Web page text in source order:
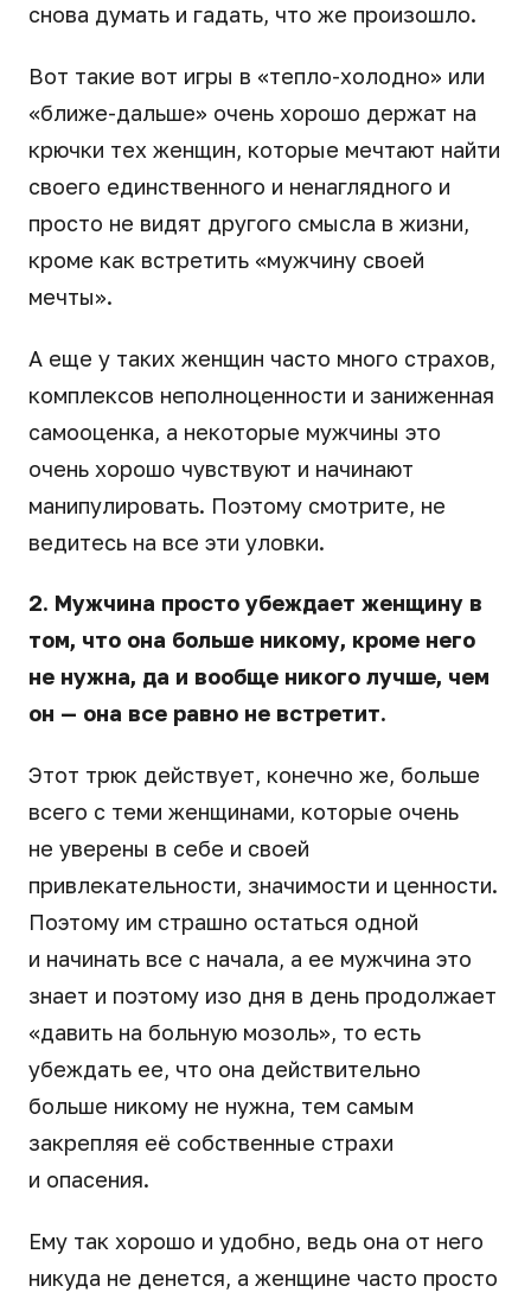
снова думать и гадать, что же произошло.
Вот такие вот игры в «тепло-холодно» или
«ближе-дальше» очень хорошо держат на
крючки тех женщин, которые мечтают найти
своего единственного и ненаглядного и
просто не видят другого смысла в жизни,
кроме как встретить «мужчину своей
мечты».
А еще у таких женщин часто много страхов,
комплексов неполноценности и заниженная
самооценка, а некоторые мужчины это
очень хорошо чувствуют и начинают
манипулировать. Поэтому смотрите, не
ведитесь на все эти уловки.
2. Мужчина просто убеждает женщину в
том, что она больше никому, кроме него
не нужна, да и вообще никого лучше, чем
он — она ​​все равно не встретит.
Этот трюк действует, конечно же, больше
всего с теми женщинами, которые очень
не уверены в себе и своей
привлекательности, значимости и ценности.
Поэтому им страшно остаться одной
и начинать все с начала, а ее мужчина это
знает и поэтому изо дня в день продолжает
«давить на больную мозоль», то есть
убеждать ее, что она действительно
больше никому не нужна, тем самым
закрепляя её собственные страхи
и опасения.
Ему так хорошо и удобно, ведь она от него
никуда не денется, а женщине часто просто